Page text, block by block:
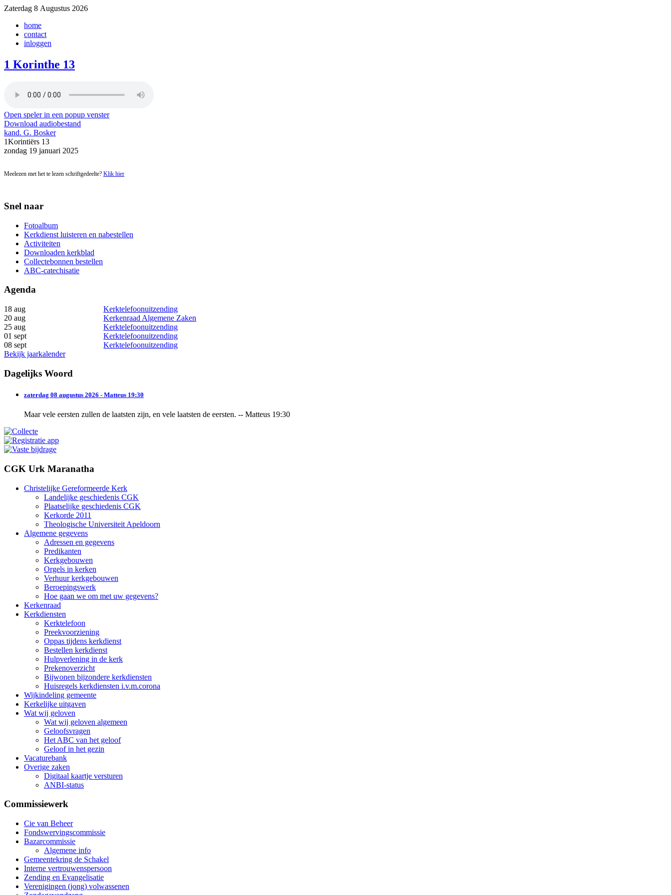
Zaterdag 8 Augustus 2026
home
contact
inloggen
1 Korinthe 13
Open speler in een popup venster
Download audiobestand
kand. G. Bosker
1Korintiërs 13
zondag 19 januari 2025
Meelezen met het te lezen schriftgedeelte? Klik hier
Snel naar
Fotoalbum
Kerkdienst luisteren en nabestellen
Activiteiten
Downloaden kerkblad
Collectebonnen bestellen
ABC-catechisatie
Agenda
18 aug
Kerktelefoonuitzending
20 aug
Kerkenraad Algemene Zaken
25 aug
Kerktelefoonuitzending
01 sept
Kerktelefoonuitzending
08 sept
Kerktelefoonuitzending
Bekijk jaarkalender
Dagelijks Woord
zaterdag 08 augustus 2026 - Matteus 19:30
Maar vele eersten zullen de laatsten zijn, en vele laatsten de eersten. -- Matteus 19:30
CGK Urk Maranatha
Christelijke Gereformeerde Kerk
Landelijke geschiedenis CGK
Plaatselijke geschiedenis CGK
Kerkorde 2011
Theologische Universiteit Apeldoorn
Algemene gegevens
Adressen en gegevens
Predikanten
Kerkgebouwen
Orgels in kerken
Verhuur kerkgebouwen
Beroepingswerk
Hoe gaan we om met uw gegevens?
Kerkenraad
Kerkdiensten
Kerktelefoon
Preekvoorziening
Oppas tijdens kerkdienst
Bestellen kerkdienst
Hulpverlening in de kerk
Prekenoverzicht
Bijwonen bijzondere kerkdiensten
Huisregels kerkdiensten i.v.m.corona
Wijkindeling gemeente
Kerkelijke uitgaven
Wat wij geloven
Wat wij geloven algemeen
Geloofsvragen
Het ABC van het geloof
Geloof in het gezin
Vacaturebank
Overige zaken
Digitaal kaartje versturen
ANBI-status
Commissiewerk
Cie van Beheer
Fondswervingscommissie
Bazarcommissie
Algemene info
Gemeentekring de Schakel
Interne vertrouwenspersoon
Zending en Evangelisatie
Verenigingen (jong) volwassenen